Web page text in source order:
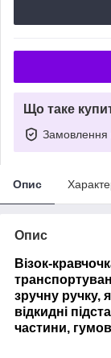
Що таке
Замовлення
Опис
Опис
Візок-
зручну ручку,
відкидні
частини,